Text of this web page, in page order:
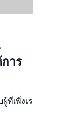
าร
ที่เพิ่งเร